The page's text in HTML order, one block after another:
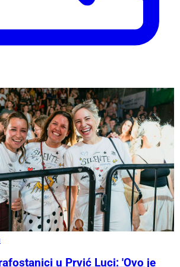
u Prvić Luci: 'Ovo je